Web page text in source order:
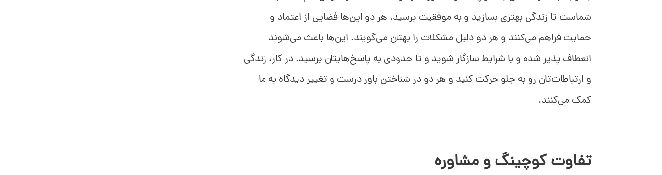
شماست تا زندگی بهتری بسازید و به موفقیت برسید. هر دو این‌ها فضایی از اعتماد و
حمایت فراهم می‌کنند و هر دو دلیل مشکلات را بهتان می‌گویند. این‌ها باعث می‌شوند
انعطاف پذیر شده و با شرایط سازگار شوید و تا حدودی به پاسخ‌هایتان برسید. در کار، زندگی
و ارتباطات‌تان رو به جلو حرکت کنید و هر دو در شناختن باور درست و تغییر دیدگاه به ما
کمک می‌کنند.
تفاوت کوچینگ و مشاوره